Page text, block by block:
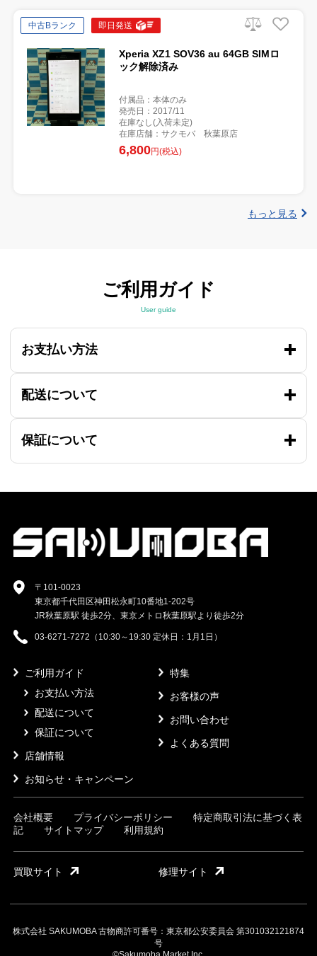
中古Bランク 即日発送
Xperia XZ1 SOV36 au 64GB SIMロ
ック解除済み
付属品：本体のみ
発売日：2017/11
在庫なし(入荷未定)
在庫店舗：サクモバ 秋葉原店
6,800円(税込)
もっと見る
ご利用ガイド
User guide
お支払い方法
配送について
保証について
〒101-0023
東京都千代田区神田松永町10番地1-202号
JR秋葉原駅 徒歩2分、東京メトロ秋葉原駅より徒歩2分
03-6271-7272（10:30～19:30 定休日：1月1日）
ご利用ガイド
お支払い方法
配送について
保証について
店舗情報
お知らせ・キャンペーン
特集
お客様の声
お問い合わせ
よくある質問
会社概要 プライバシーポリシー
特定商取引法に基づく表
記
サイトマップ 利用規約
買取サイト 修理サイト
株式会社 SAKUMOBA 古物商許可番号：東京都公安委員会 第301032121874
号